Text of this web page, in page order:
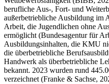
berufliche Aus-, Fort- und
außerbetriebliche Ausbildung im
Arbeit, die Jugendlichen ohne
ermöglicht (Bundesagentur für
Ausbildungsinhalten, die KMU
die überbetriebliche
Handwerk als überbetriebliche
bekannt. 2023 wurden rund
verzeichnet (Franke & Sachse,